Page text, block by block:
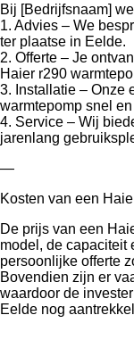
Bij [Bedrijfsnaam]
1. Advies – We
ter plaatse in Eelde.
2. Offerte – Je
Haier r290
3. Installatie – Onze
warmtepomp snel
4. Service – Wij
jarenlang
—
Kosten van een
De prijs van een
model, de capaciteit
persoonlijke offerte
Bovendien zijn er
waardoor de
Eelde nog